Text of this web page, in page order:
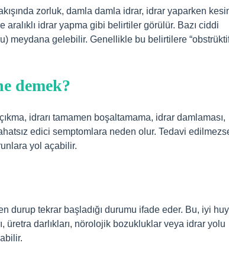
zorluk, damla damla idrar, idrar yaparken
idrar yapma gibi belirtiler görülür. Bazı ciddi
meydana gelebilir. Genellikle bu belirtilere
demek?
idrarı tamamen boşaltamama, idrar damlaması,
edici semptomlara neden olur. Tedavi
yol açabilir.
durup tekrar başladığı durumu ifade eder. Bu, iyi
üretra darlıkları, nörolojik bozukluklar veya idrar yolu